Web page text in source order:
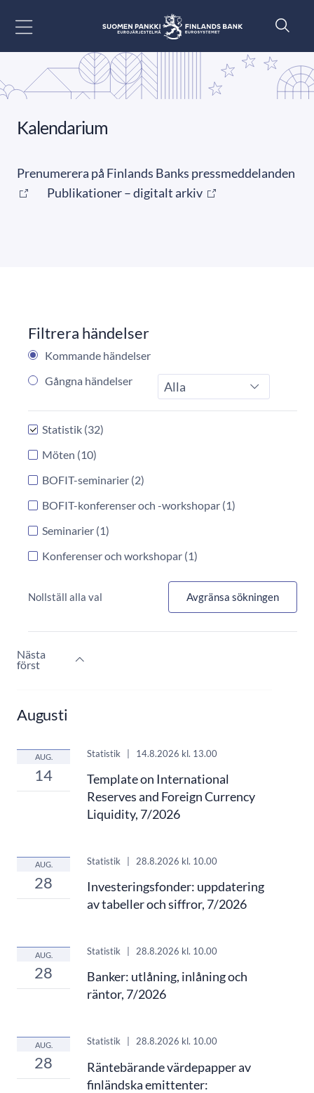
Kalendarium
Prenumerera på Finlands Banks pressmeddelanden
Publikationer – digitalt arkiv
Filtrera händelser
Kommande händelser
Gångna händelser
TypStatistik (32)
Möten (10)
BOFIT-seminarier (2)
BOFIT-konferenser och -workshopar (1)
Seminarier (1)
Konferenser och workshopar (1)
Nollställ alla val Avgränsa sökningen
Nästa
först
Augusti
AUG.
14
Statistik 14.8.2026 kl. 13.00
Template on International
Reserves and Foreign Currency
Liquidity, 7/2026
AUG.
28
Statistik 28.8.2026 kl. 10.00
Investeringsfonder: uppdatering
av tabeller och siffror, 7/2026
AUG.
28
Statistik 28.8.2026 kl. 10.00
Banker: utlåning, inlåning och
räntor, 7/2026
AUG.
28
Statistik 28.8.2026 kl. 10.00
Räntebärande värdepapper av
finländska emittenter: